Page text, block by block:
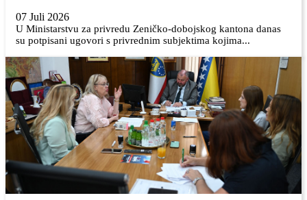
07 Juli 2026
U Ministarstvu za privredu Zeničko-dobojskog kantona danas
su potpisani ugovori s privrednim subjektima kojima...